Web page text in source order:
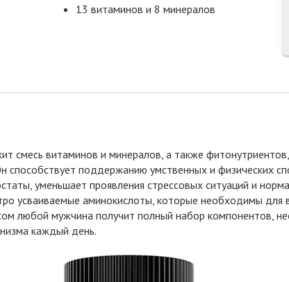
13 витаминов и 8 минералов
смесь витаминов и минералов, а также
способствует поддержанию умственных и физических
уменьшает проявления стрессовых ситуаций и
усваиваемые аминокислоты, которые необходимы для
любой мужчина получит полный набор компонентов,
каждый день.